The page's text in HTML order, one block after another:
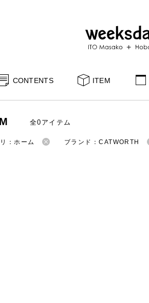
CONTENTS ITEM
全0アイテム
：ホーム ブランド：CATWORTH